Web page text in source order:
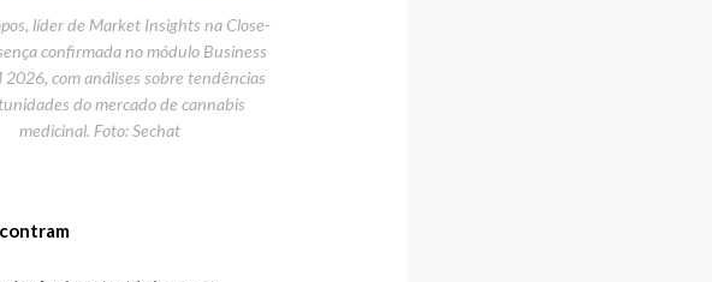
líder de Market Insights na Close-
confirmada no módulo Business
2026, com análises sobre tendências
do mercado de cannabis
medicinal. Foto: Sechat